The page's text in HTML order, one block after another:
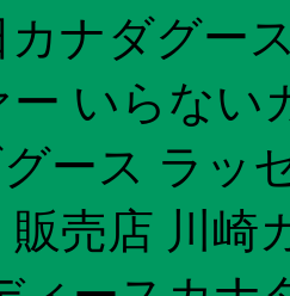
ナダグー
ー いらない
ース ラッ
売店 川崎